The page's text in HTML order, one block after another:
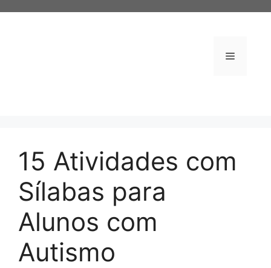
Menu
15 Atividades com
Sílabas para
Alunos com
Autismo